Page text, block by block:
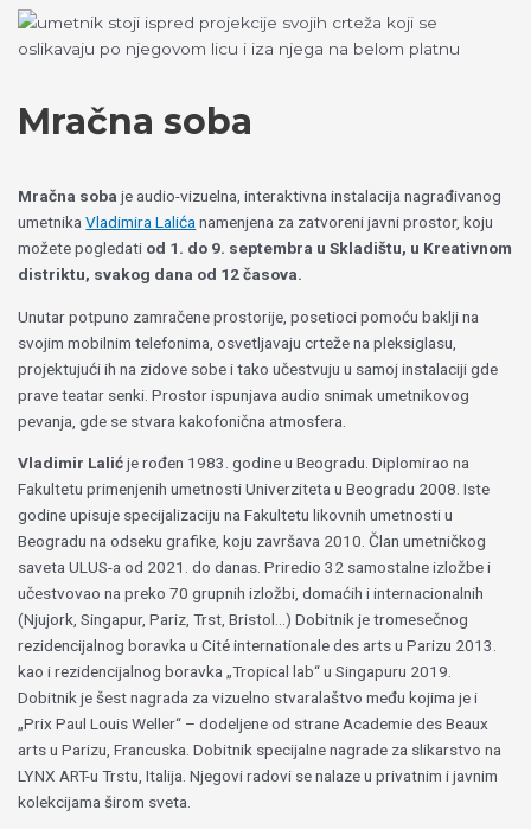
Пређи
Mračna soba
Mračna soba je audio-vizuelna, interaktivna instalacija nagrađivanog
umetnikaVladimira Lalića namenjena za zatvoreni javni prostor, koju
možete pogledati od 1. do 9. septembra u Skladištu, u Kreativnom
distriktu, svakog dana od 12 časova.
Unutar potpuno zamračene prostorije, posetioci pomoću baklji na
svojim mobilnim telefonima, osvetljavaju crteže na pleksiglasu,
projektujući ih na zidove sobe i tako učestvuju u samoj instalaciji gde
prave teatar senki. Prostor ispunjava audio snimak umetnikovog
pevanja, gde se stvara kakofonična atmosfera.
Vladimir Lalićje rođen 1983. godine u Beogradu. Diplomirao na
Fakultetu primenjenih umetnosti Univerziteta u Beogradu 2008. Iste
godine upisuje specijalizaciju na Fakultetu likovnih umetnosti u
Beogradu na odseku grafike, koju završava 2010. Član umetničkog
saveta ULUS-a od 2021. do danas. Priredio 32 samostalne izložbe i
učestvovao na preko 70 grupnih izložbi, domaćih i internacionalnih
(Njujork, Singapur, Pariz, Trst, Bristol…) Dobitnik je tromesečnog
rezidencijalnog boravka u Cité internationale des arts u Parizu 2013.
kao i rezidencijalnog boravka „Tropical lab“ u Singapuru 2019.
Dobitnik je šest nagrada za vizuelno stvaralaštvo među kojima je i
„Prix Paul Louis Weller“ – dodeljene od strane Academie des Beaux
arts u Parizu, Francuska. Dobitnik specijalne nagrade za slikarstvo na
LYNX ART-u Trstu, Italija. Njegovi radovi se nalaze u privatnim i javnim
kolekcijama širom sveta.
Izaberite